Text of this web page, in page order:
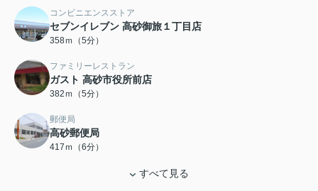
コンビニエンスストア
セブンイレブン 高砂御旅１丁目店
358ｍ（5分）
ファミリーレストラン
ガスト 高砂市役所前店
382ｍ（5分）
郵便局
高砂郵便局
417ｍ（6分）
すべて見る